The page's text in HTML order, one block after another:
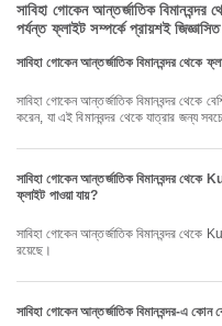
সাবিহা গোকেন আন্তর্জাতিক
পর্যন্ত ফ্লাইট সম্পর্কে প্রায়শই
সাবিহা গোকেন আন্তর্জাতিক বিমানবন্দর থেকে
সাবিহা গোকেন আন্তর্জাতিক বিমানবন্দর থেকে
করেন, যা এই বিমানবন্দর থেকে যাত্রার জন্য
সাবিহা গোকেন আন্তর্জাতিক বিমানবন্দর
ফ্লাইট পাওয়া যায়?
সাবিহা গোকেন আন্তর্জাতিক বিমানবন্দর থেকে Kuwait International Airport পর্যন্ত 5টি ফ্লাইট
রয়েছে।
সাবিহা গোকেন আন্তর্জাতিক বিমানবন্দর-এ কোন